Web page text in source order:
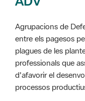
Agrupacions de
entre els pagesos
plagues de les
professionals que
d'afavorir el
processos